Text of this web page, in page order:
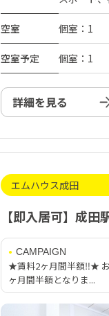
空室 個室：1
空室予定 個室：1
詳細を見る
エムハウス成田
【即入居可】成田
CAMPAIGN
★賃料2ヶ月間半額‼★
ヶ月間半額となりま...